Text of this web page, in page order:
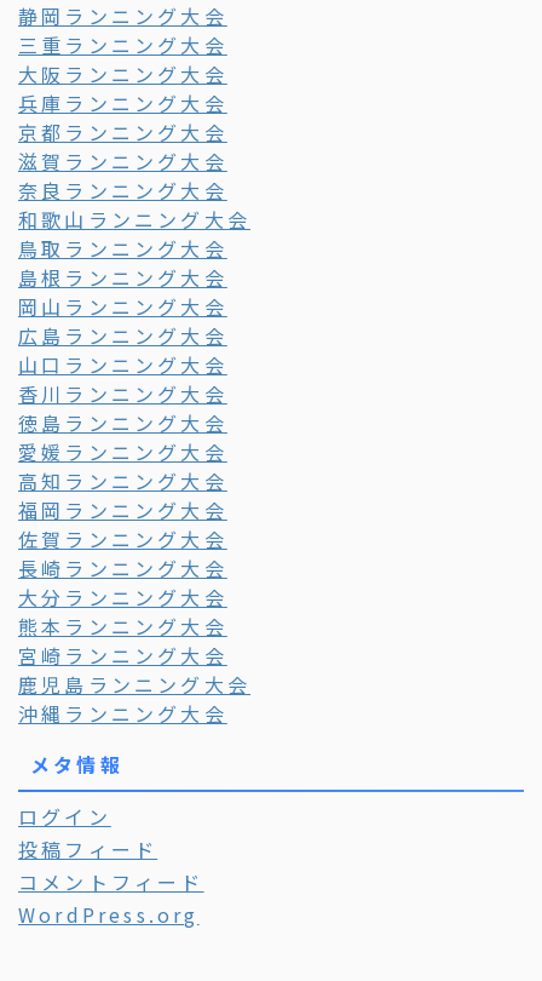
静岡ランニング大会
三重ランニング大会
大阪ランニング大会
兵庫ランニング大会
京都ランニング大会
滋賀ランニング大会
奈良ランニング大会
和歌山ランニング大会
鳥取ランニング大会
島根ランニング大会
岡山ランニング大会
広島ランニング大会
山口ランニング大会
香川ランニング大会
徳島ランニング大会
愛媛ランニング大会
高知ランニング大会
福岡ランニング大会
佐賀ランニング大会
長崎ランニング大会
大分ランニング大会
熊本ランニング大会
宮崎ランニング大会
鹿児島ランニング大会
沖縄ランニング大会
メタ情報
ログイン
投稿フィード
コメントフィード
WordPress.org